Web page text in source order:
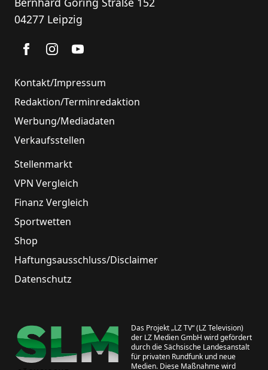
04277 Leipzig
Kontakt/Impressum
Redaktion/Terminredaktion
Werbung/Mediadaten
Verkaufsstellen
Stellenmarkt
VPN Vergleich
Finanz Vergleich
Sportwetten
Shop
Haftungsausschluss/Disclaimer
Datenschutz
Das Projekt „LZ TV“ (LZ Television)
der LZ Medien GmbH wird gefördert
durch die Sächsische Landesanstalt
für privaten Rundfunk und neue
Medien. Diese Maßnahme wird